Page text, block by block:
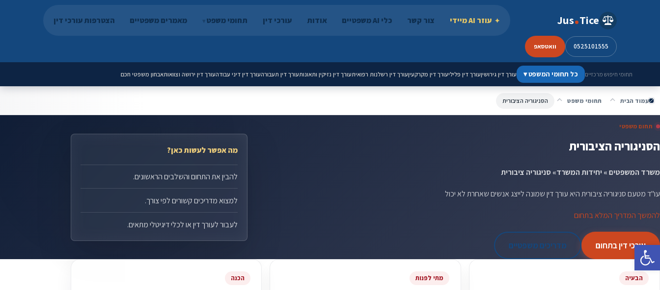
פתח סרגל נגישות
Jus Tice עוזר AI מיידי צור קשר כלי AI משפטיים אודות עורכי דין תחומי משפט מאמרים משפטיים הצטרפות עורכי דין
0525101555 וואטסאפ
תחומי חיפוש מרכזיים כל תחומי המשפט▾ עורך דין גירושיןעורך דין פליליעורך דין מקרקעיןעורך דין רשלנות רפואיתעורך דין נזיקין ותאונותעורך דין תעבורהעורך דין דיני עבודהעורך דין ירושה וצוואותאבחון משפטי חכם
עמוד הבית תחומי משפט הסניגוריה הציבורית
תחום משפטי
הסניגוריה הציבורית
משרד המשפטים » יחידות המשרד» סניגוריה ציבורית
עו"ד מטעם סניגוריה ציבורית היא עורך דין שמונה לייצג אנשים שאחרת לא יכול
להמשך המדריך המלא בתחום
עורכי דין בתחום מדריכים משפטיים
מה אפשר לעשות כאן?
להבין את התחום והשלבים הראשונים.
למצוא מדריכים קשורים לפי צורך.
לעבור לעורך דין או לכלי דיגיטלי מתאים.
הבעיה מתי לפנות הכנה